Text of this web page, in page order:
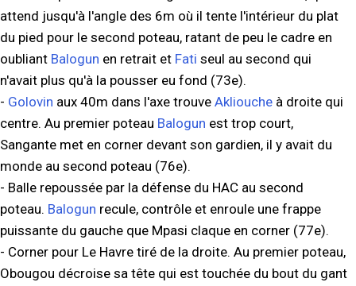
attend jusqu'à l'angle des 6m où il tente l'intérieur du plat
du pied pour le second poteau, ratant de peu le cadre en
oubliant Balogun en retrait et Fati seul au second qui
n'avait plus qu'à la pousser eu fond (73e).
- Golovin aux 40m dans l'axe trouve Akliouche à droite qui
centre. Au premier poteau Balogun est trop court,
Sangante met en corner devant son gardien, il y avait du
monde au second poteau (76e).
- Balle repoussée par la défense du HAC au second
poteau. Balogun recule, contrôle et enroule une frappe
puissante du gauche que Mpasi claque en corner (77e).
- Corner pour Le Havre tiré de la droite. Au premier poteau,
Obougou décroise sa tête qui est touchée du bout du gant